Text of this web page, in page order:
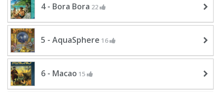
4 - Bora Bora 22
5 - AquaSphere 16
6 - Macao 15